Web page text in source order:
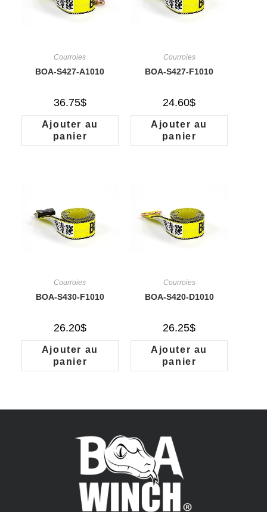
Courroies
BOA-S427-A1010
36.75$
Ajouter au
panier
Courroies
BOA-S427-F1010
24.60$
Ajouter au
panier
Courroies
BOA-S430-F1010
26.20$
Ajouter au
panier
Courroies
BOA-S420-D1010
26.25$
Ajouter au
panier